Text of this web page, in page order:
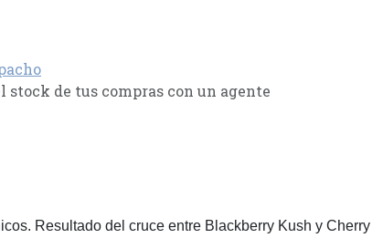
stock de tus compras con un agente
Resultado del cruce entre Blackberry Kush y Cherry